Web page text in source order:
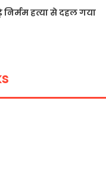
निर्मम हत्या से दहल गया